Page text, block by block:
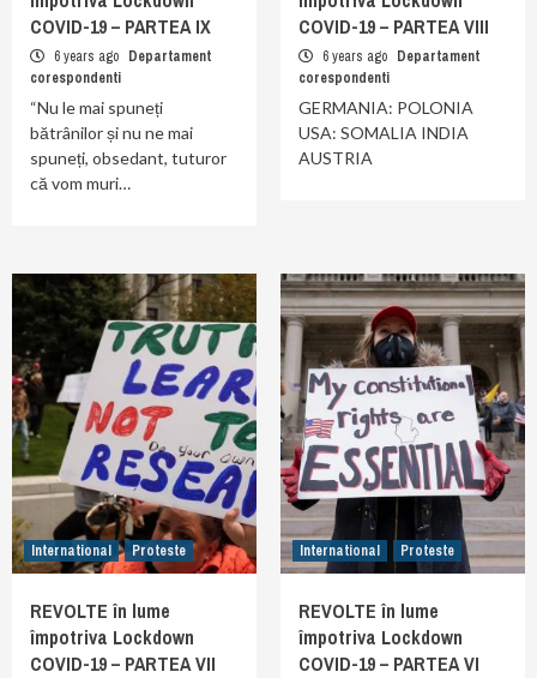
COVID-19 – PARTEA IX
6 years ago Departament
corespondenti
“Nu le mai spuneți
bătrânilor și nu ne mai
spuneți, obsedant, tuturor
că vom muri…
COVID-19 – PARTEA VIII
6 years ago Departament
corespondenti
GERMANIA: POLONIA
USA: SOMALIA INDIA
AUSTRIA
International Proteste
REVOLTE în lume
împotriva Lockdown
COVID-19 – PARTEA VII
International Proteste
REVOLTE în lume
împotriva Lockdown
COVID-19 – PARTEA VI